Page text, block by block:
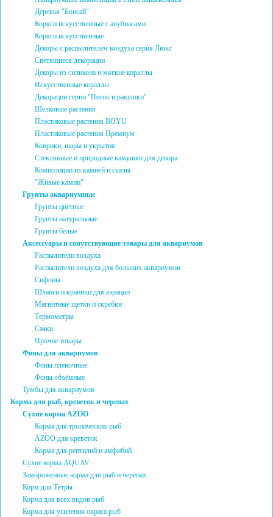
Деревья "Бонсай"
Коряги искусственные с анубиасами
Коряги искусственные
Декоры с распылителем воздуха серия Люкс
Светящиеся декорации
Декоры из силикона и мягкие кораллы
Искусственные кораллы
Декорации серии "Песок и ракушки"
Шелковые растения
Пластиковые растения BOYU
Пластиковые растения Премиум
Коврики, шары и укрытия
Стеклянные и природные камушки для декора
Композиции из камней и скалы
"Живые камни"
Грунты аквариумные
Грунты цветные
Грунты натуральные
Грунты белые
Аксессуары и сопутствующие товары для аквариумов
Распылители воздуха
Распылители воздуха для больших аквариумов
Сифоны
Шланги и краники для аэрации
Магнитные щетки и скребки
Термометры
Сачки
Прочие товары
Фоны для аквариумов
Фоны пленочные
Фоны объёмные
Тумбы для аквариумов
Корма для рыб, креветок и черепах
Сухие корма AZOO
Корма для тропических рыб
AZOO для креветок
Корма для рептилий и амфибий
Сухие корма AQUAV
Замороженные корма для рыб и черепах
Корм для Тетры
Корма для всех видов рыб
Корма для усиления окраса рыб